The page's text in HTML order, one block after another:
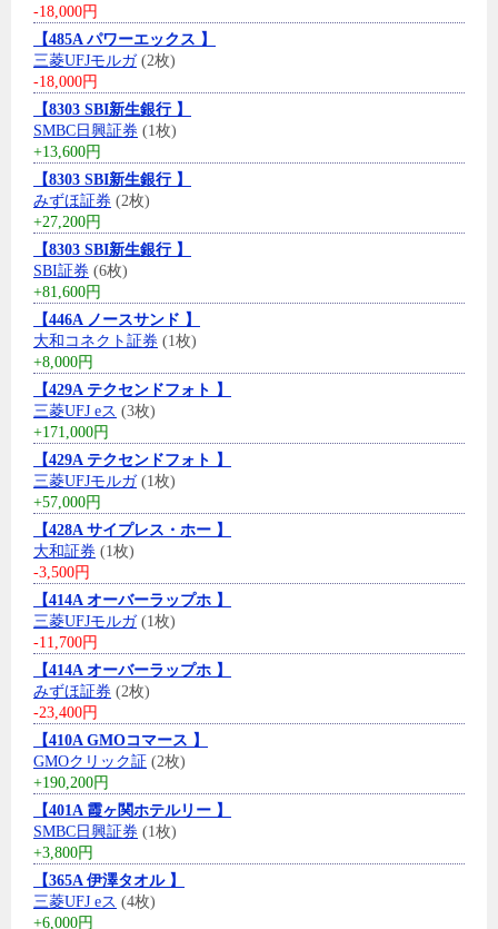
-18,000円
【485A パワーエックス 】
三菱UFJモルガ(2枚)
-18,000円
【8303 SBI新生銀行 】
SMBC日興証券 (1枚)
+13,600円
【8303 SBI新生銀行 】
みずほ証券 (2枚)
+27,200円
【8303 SBI新生銀行 】
SBI証券 (6枚)
+81,600円
【446A ノースサンド 】
大和コネクト証券 (1枚)
+8,000円
【429A テクセンドフォト 】
三菱UFJ eス (3枚)
+171,000円
【429A テクセンドフォト 】
三菱UFJモルガ(1枚)
+57,000円
【428A サイプレス・ホー 】
大和証券 (1枚)
-3,500円
【414A オーバーラップホ 】
三菱UFJモルガ(1枚)
-11,700円
【414A オーバーラップホ 】
みずほ証券 (2枚)
-23,400円
【410A GMOコマース 】
GMOクリック証 (2枚)
+190,200円
【401A 霞ヶ関ホテルリー 】
SMBC日興証券 (1枚)
+3,800円
【365A 伊澤タオル 】
三菱UFJ eス (4枚)
+6,000円